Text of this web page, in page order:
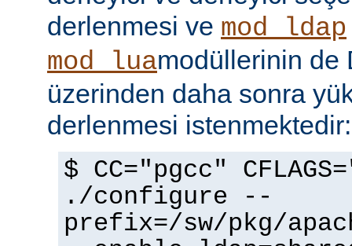
derlenmesi ve mod_ldap
mod_luamodüllerinin de
üzerinden daha sonra
derlenmesi istenmektedir:
$ CC="pgcc"
./configure --
prefix=/sw/pkg/